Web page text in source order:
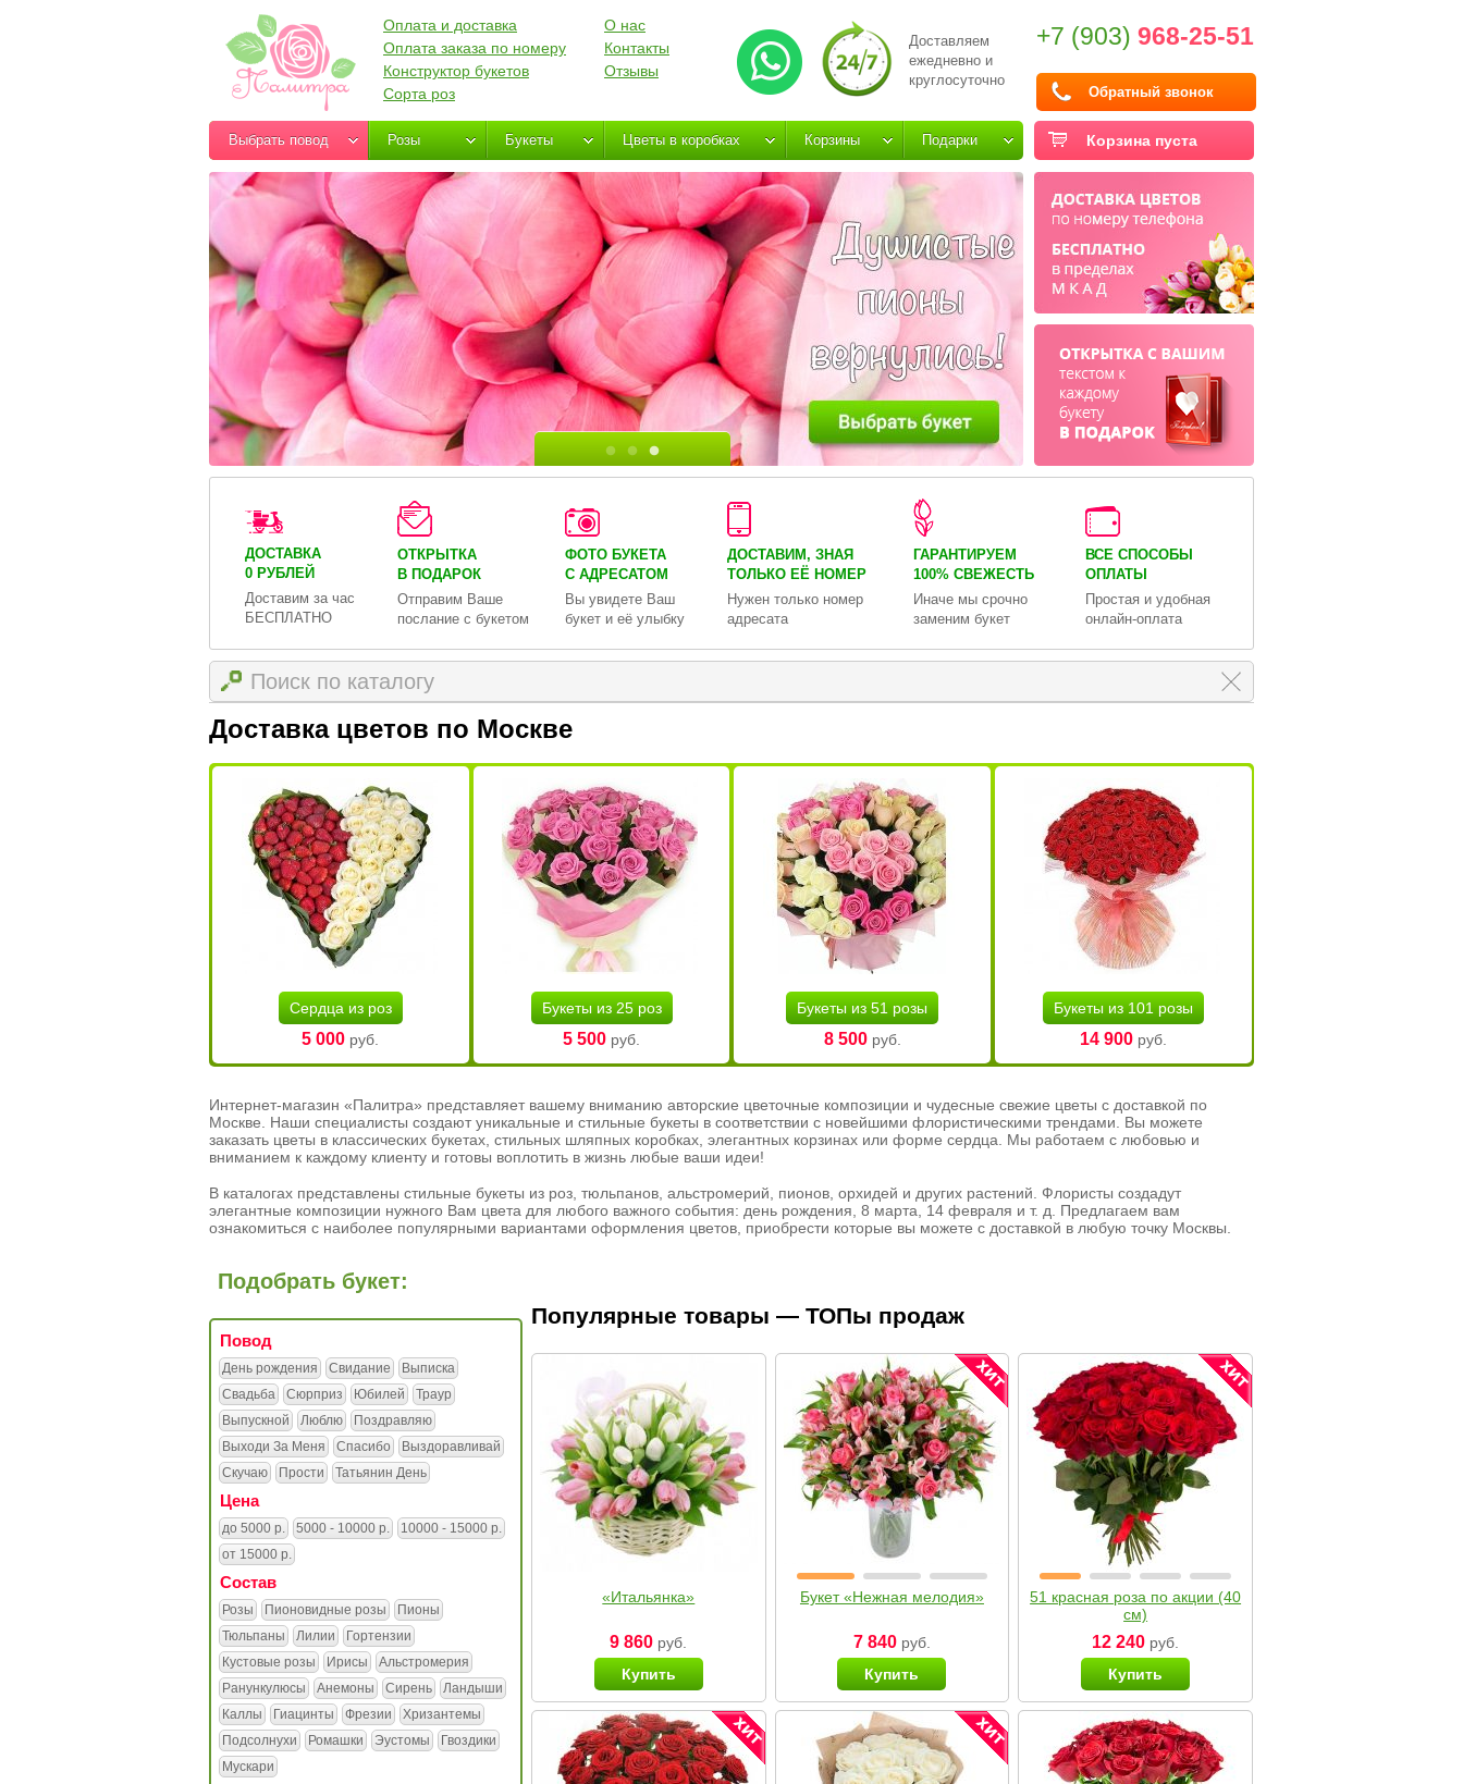
Доставляем
ежедневно и
круглосуточно
+7 (903) 968-25-51
Обратный звонок
Оплата и доставка
Оплата заказа по номеру
Конструктор букетов
Сорта роз
О нас
Контакты
Отзывы
Корзина пуста
Выбрать повод Розы Букеты Цветы в коробках Корзины Подарки
ДОСТАВКА
0 РУБЛЕЙ
Доставим за час
БЕСПЛАТНО
ОТКРЫТКА
В ПОДАРОК
Отправим Ваше
послание с букетом
ФОТО БУКЕТА
С АДРЕСАТОМ
Вы увидете Ваш
букет и её улыбку
ДОСТАВИМ, ЗНАЯ
ТОЛЬКО ЕЁ НОМЕР
Нужен только номер
адресата
ГАРАНТИРУЕМ
100% СВЕЖЕСТЬ
Иначе мы срочно
заменим букет
ВСЕ СПОСОБЫ
ОПЛАТЫ
Простая и удобная
онлайн-оплата
Доставка цветов по Москве
Сердца из роз
5 000 руб.
Букеты из 25 роз
5 500 руб.
Букеты из 51 розы
8 500руб.
Букеты из 101 розы
14 900руб.
Интернет-магазин «Палитра» представляет вашему вниманию авторские цветочные композиции и чудесные свежие цветы с доставкой по
Москве. Наши специалисты создают уникальные и стильные букеты в соответствии с новейшими флористическими трендами. Вы можете
заказать цветы в классических букетах, стильных шляпных коробках, элегантных корзинах или форме сердца. Мы работаем с любовью и
вниманием к каждому клиенту и готовы воплотить в жизнь любые ваши идеи!
В каталогах представлены стильные букеты из роз, тюльпанов, альстромерий, пионов, орхидей и других растений. Флористы создадут
элегантные композиции нужного Вам цвета для любого важного события: день рождения, 8 марта, 14 февраля и т. д. Предлагаем вам
ознакомиться с наиболее популярными вариантами оформления цветов, приобрести которые вы можете с доставкой в любую точку Москвы.
Подобрать букет:
Повод
День рождения Свидание
Выписка
Свадьба
Сюрприз Юбилей
Траур
Выпускной
Люблю
Поздравляю
Выходи За Меня
Спасибо
Выздоравливай
Скучаю
Прости Татьянин День
Цена
до 5000 р. 5000 - 10000 р.
10000 - 15000 р.
от 15000 р.
Состав
Розы Пионовидные розы
Пионы
Тюльпаны
Лилии
Гортензии
Кустовые розы
Ирисы
Альстромерия
Ранункулюсы
Анемоны Сирень
Ландыши
Каллы
Гиацинты Фрезии
Хризантемы
Подсолнухи
Ромашки Эустомы
Гвоздики
Мускари
Популярные товары — ТОПы продаж
«Итальянка»
9 860 руб.
Купить
Букет «Нежная мелодия»
7 840руб.
Купить
51 красная роза по акции (40
см)
12 240 руб.
Купить